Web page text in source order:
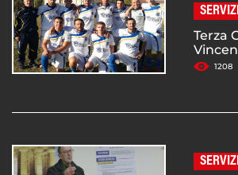
Terza
1208